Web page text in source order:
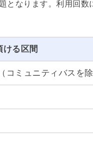
となります。利用回数
ける区間
ミュニティバスを除